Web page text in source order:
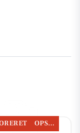
OPSLAGSTAVLEN